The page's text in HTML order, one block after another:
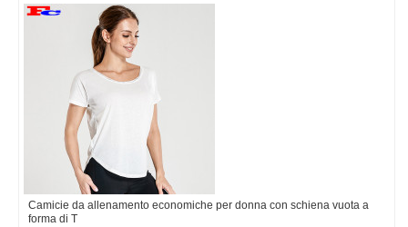
Camicie da allenamento economiche per donna con schiena vuota a
forma di T